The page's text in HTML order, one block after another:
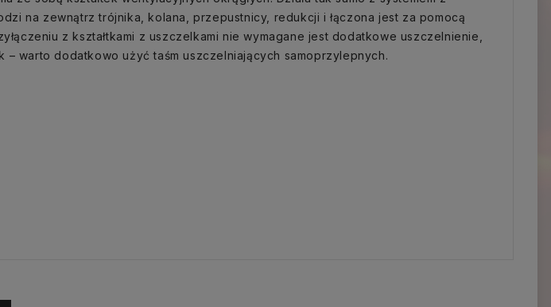
na zewnątrz trójnika, kolana, przepustnicy, redukcji i łączona jest za pomocą
z kształtkami z uszczelkami nie wymagane jest dodatkowe uszczelnienie,
warto dodatkowo użyć taśm uszczelniających samoprzylepnych.